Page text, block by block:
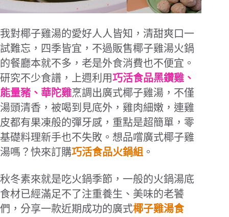
我對椰子雞湯的愛好人人皆知，清甜爽口一
試難忘，四季皆宜，不過販售椰子雞湯火鍋
的餐廳本就不多，老是外食消費也不便宜。
研究不少食譜，上週利用巧活食品黑鑽雞、
能量豬、華陀雞烹調出廣式椰子雞湯，不僅
湯頭清香，被喝到見底外，雞肉細嫩，連雞
皮都有果凍般的彈牙感，重點是超簡單，零
基礎料理新手也不失敗。想品嚐廣式椰子雞
湯嗎？快來訂購巧活食品火鍋組 。
秋冬素來就是吃火鍋季節，一般的火鍋湯底
食材已經滿足不了注重養生、美味的老饕
們，分享一款近期成功的廣式椰子雞湯食